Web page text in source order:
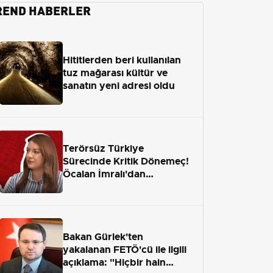
HABERLER
Hititlerden beri kullanılan
tuz mağarası kültür ve
sanatın yeni adresi oldu
Terörsüz Türkiye
Sürecinde Kritik Dönemeç!
Öcalan İmralı'dan
Bakan Gürlek'ten
yakalanan FETÖ'cü ile ilgili
açıklama: "Hiçbir hain